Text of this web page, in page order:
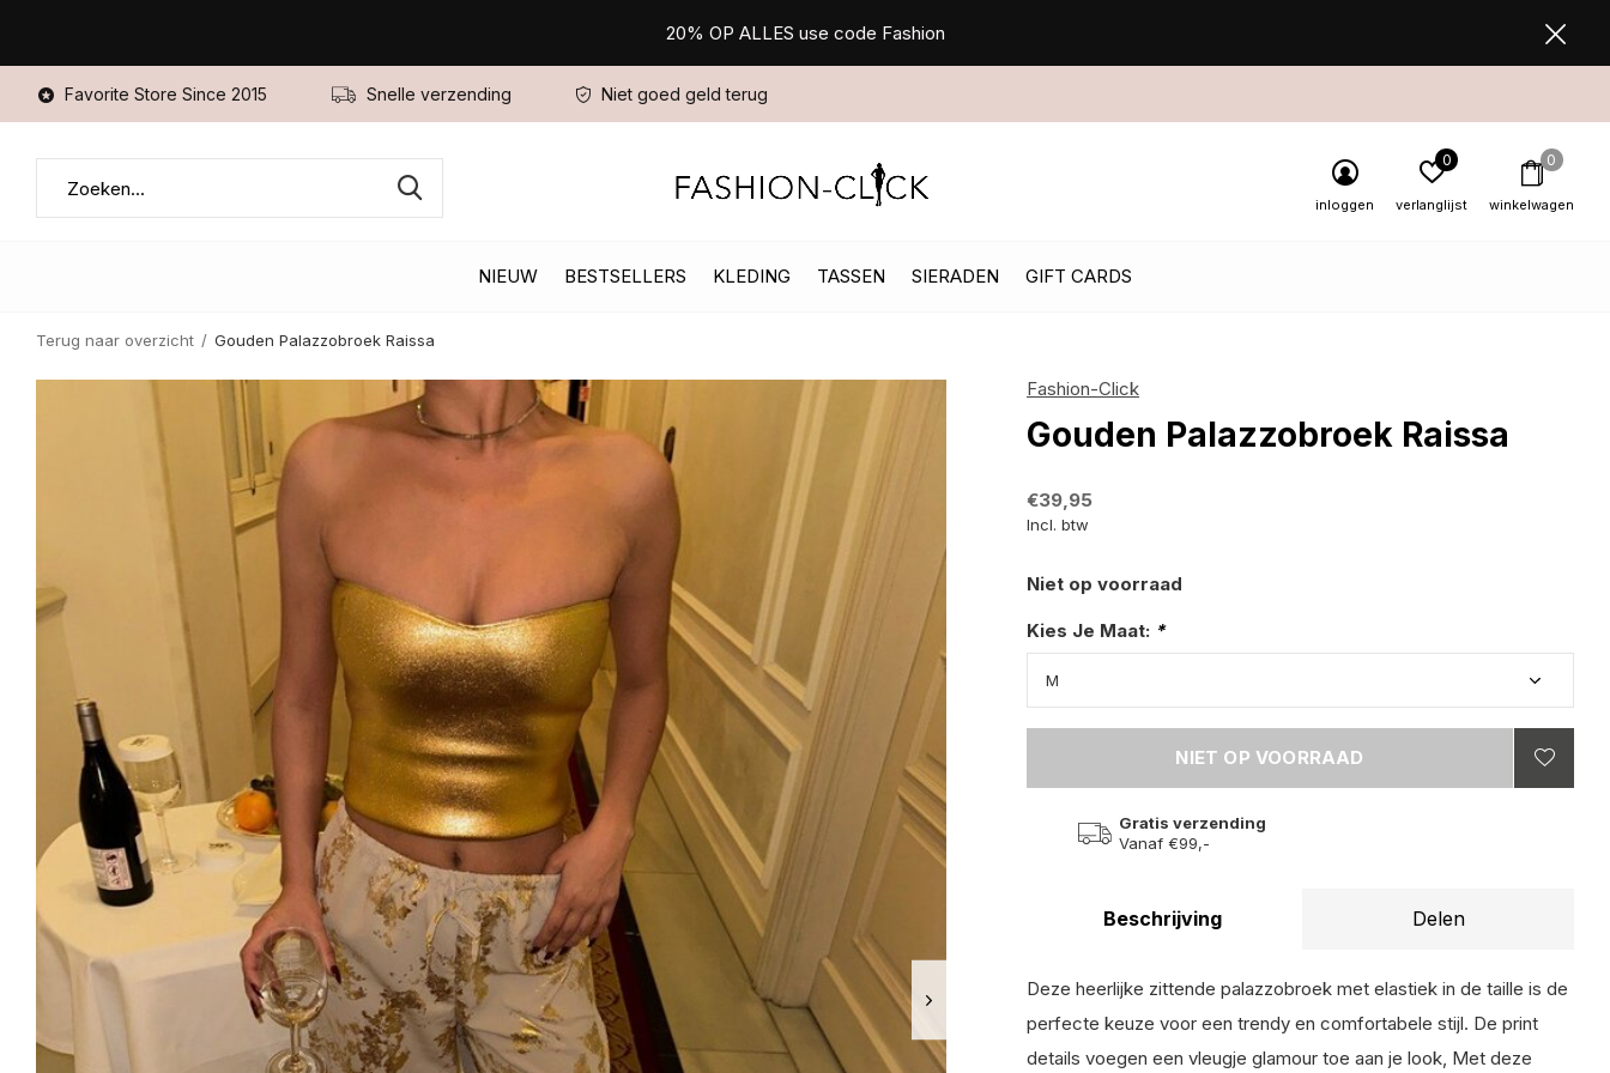
NIEUW BESTSELLERS KLEDING TASSEN SIERADEN GIFT CARDS
inloggen verlanglijst
0
winkelwagen
0
Favorite Store Since 2015 Snelle verzending Niet goed geld terug
20% OP ALLES use code Fashion
Terug naar overzicht Gouden Palazzobroek Raissa
Fashion-Click
Gouden Palazzobroek Raissa
€39,95
Incl. btw
Niet op voorraad
Kies Je Maat: *
NIET OP VOORRAAD
Gratis verzending
Vanaf €99,-
Beschrijving Delen
Deze heerlijke zittende palazzobroek met elastiek in de taille is de
perfecte keuze voor een trendy en comfortabele stijl. De print
details voegen een vleugje glamour toe aan je look, Met deze